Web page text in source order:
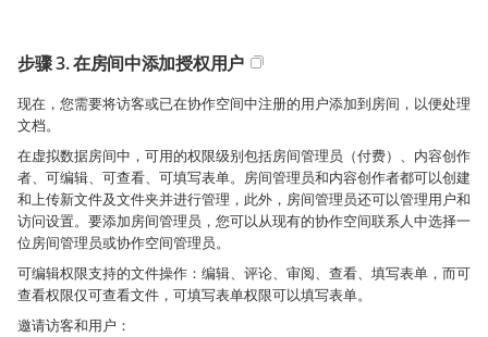
步骤 3. 在房间中添加授权用户
现在，您需要将访客或已在协作空间中注册的用户添加到房间，以便处理
文档。
在虚拟数据房间中，可用的权限级别包括房间管理员（付费）、内容创作
者、可编辑、可查看、可填写表单。房间管理员和内容创作者都可以创建
和上传新文件及文件夹并进行管理，此外，房间管理员还可以管理用户和
访问设置。要添加房间管理员，您可以从现有的协作空间联系人中选择一
位房间管理员或协作空间管理员。
可编辑权限支持的文件操作：编辑、评论、审阅、查看、填写表单，而可
查看权限仅可查看文件，可填写表单权限可以填写表单。
邀请访客和用户：